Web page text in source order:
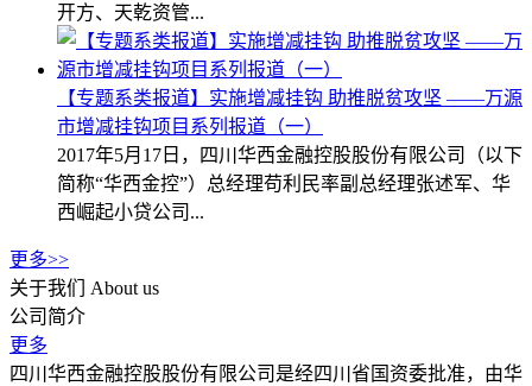
开方、天乾资管...
【专题系类报道】实施增减挂钩 助推脱贫攻坚 ——万源
市增减挂钩项目系列报道（一）
2017年5月17日，四川华西金融控股股份有限公司（以下
简称“华西金控”）总经理苟利民率副总经理张述军、华
西崛起小贷公司...
更多>>
关于我们
About us
公司简介
更多
四川华西金融控股股份有限公司是经四川省国资委批准，由华